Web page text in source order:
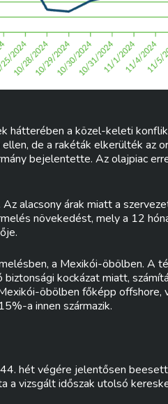
hátterében a közel-keleti
de a rakéták elkerülték az
bejelentette. Az olajpiac
alacsony árak miatt a
növekedést, mely a 12
a Mexikói-öbölben. A
kockázat miatt,
öbölben főképp offshore,
a innen származik.
hét végére jelentősen
a vizsgált időszak utolsó